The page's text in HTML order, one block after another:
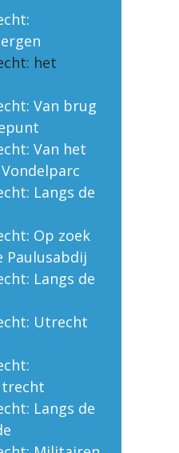
het
Van brug
Van het
Langs de
Op zoek
Paulusabdij
Langs de
Utrecht
Langs de